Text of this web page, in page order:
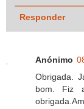
Responder
Anónimo
Obrigada.
bom. Fiz